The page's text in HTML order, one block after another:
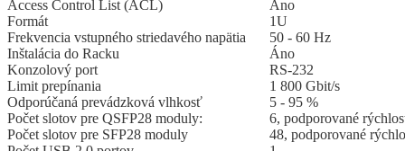
Access Control List (ACL)
Áno
Formát
1U
Frekvencia vstupného striedavého napätia
50 - 60 Hz
Inštalácia do Racku
Áno
Konzolový port
RS-232
Limit prepínania
1 800 Gbit/s
Odporúčaná prevádzková vlhkosť
5 - 95 %
Počet slotov pre QSFP28 moduly:
6, podporované
Počet slotov pre SFP28 moduly
48, podporované